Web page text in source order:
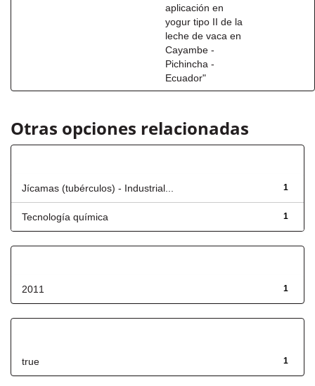
aplicación en
yogur tipo II de la
leche de vaca en
Cayambe -
Pichincha -
Ecuador"
Otras opciones relacionadas
1
Jícamas (tubérculos) - Industrial...
1
Tecnología química
1
2011
1
true